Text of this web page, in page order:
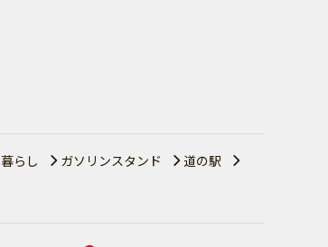
暮らし ガソリンスタンド
道の駅